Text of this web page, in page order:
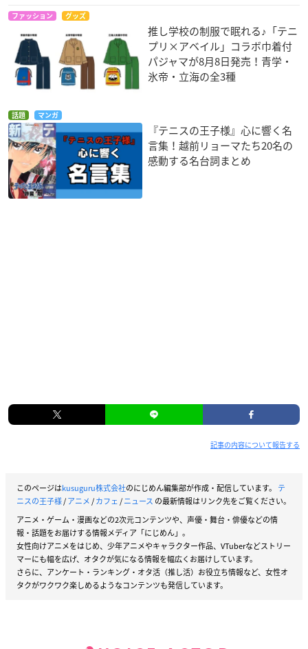
ファッション グッズ
推し学校の制服で眠れる♪「テニ
プリ×アベイル」コラボ巾着付
パジャマが8月8日発売！青学・
氷帝・立海の全3種
話題 マンガ
『テニスの王子様』心に響く名
言集！越前リョーマたち20名の
感動する名台詞まとめ
記事の内容について報告する
このページはkusuguru株式会社のにじめん編集部が作成・配信しています。 テ
ニスの王子様/アニメ/カフェ/ニュース の最新情報はリンク先をご覧ください。
アニメ・ゲーム・漫画などの2次元コンテンツや、声優・舞台・俳優などの情
報・話題をお届けする情報メディア「にじめん」。
女性向けアニメをはじめ、少年アニメやキャラクター作品、VTuberなどストリー
マーにも幅を広げ、オタクが気になる情報を幅広くお届けしています。
さらに、アンケート・ランキング・オタ活（推し活）お役立ち情報など、女性オ
タクがワクワク楽しめるようなコンテンツも発信しています。